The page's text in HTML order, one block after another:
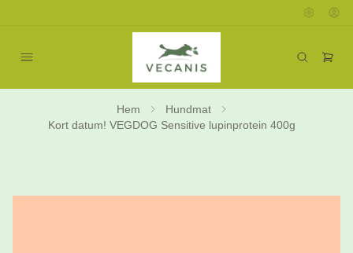
Hem
Hundmat
Kort datum! VEGDOG Sensitive lupinprotein 400g